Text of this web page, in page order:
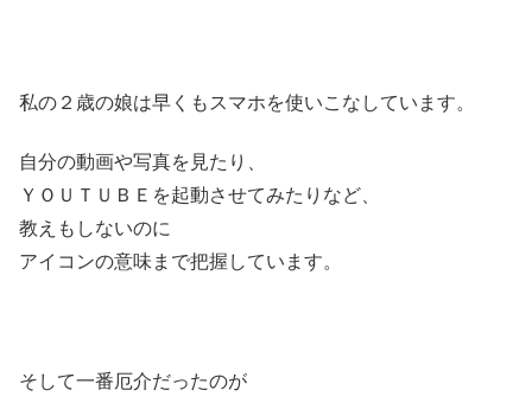
私の２歳の娘は早くもスマホを使いこなしています。
自分の動画や写真を見たり、
ＹＯＵＴＵＢＥを起動させてみたりなど、
教えもしないのに
アイコンの意味まで把握しています。
そして一番厄介だったのが